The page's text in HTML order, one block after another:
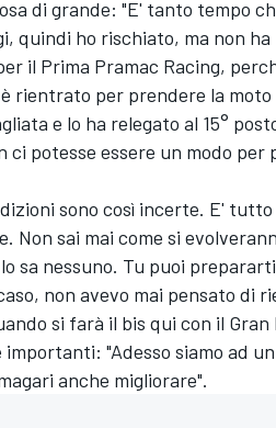
di grande: "E' tanto tempo
quindi ho rischiato, ma non ha
il Prima Pramac Racing,
rientrato per prendere la moto
e lo ha relegato al 15°
potesse essere un modo per
sono così incerte. E'
sai mai come si
sa nessuno. Tu puoi
non avevo mai pensato di
si farà il bis qui con il Gran
"Adesso siamo ad
anche migliorare".